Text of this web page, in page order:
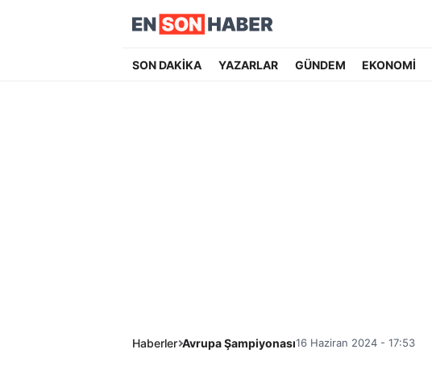
SON DAKİKA YAZARLAR GÜNDEM EKONOMİ
Haberler Avrupa Şampiyonası16 Haziran 2024 - 17:53